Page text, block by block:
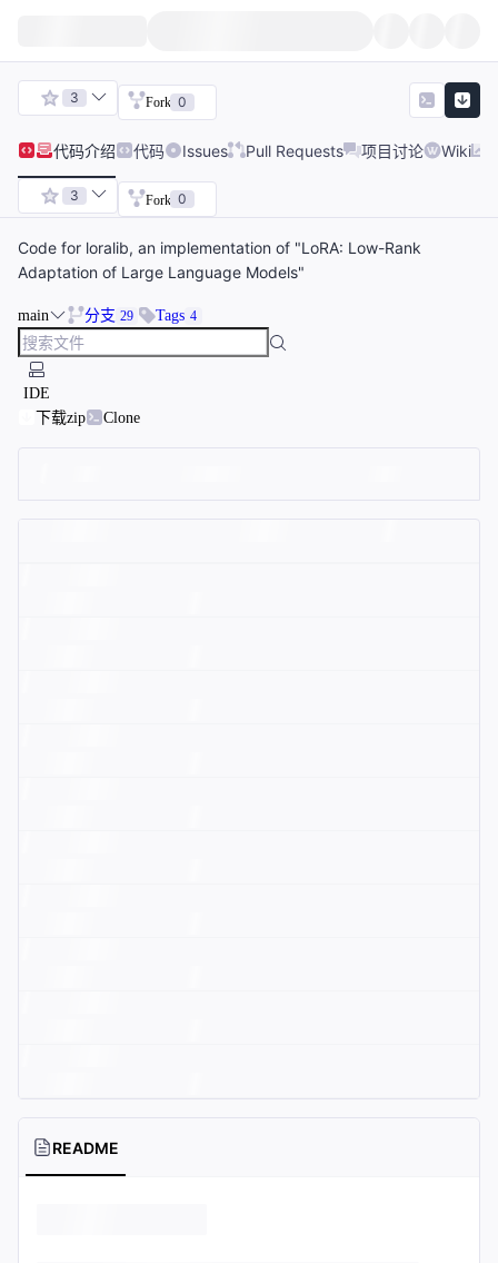
3 Fork 0
代码介绍 代码 Issues Pull Requests 项目讨论 Wiki
3 Fork 0
Code for loralib, an implementation of "LoRA: Low-Rank
Adaptation of Large Language Models"
main 分支 29 Tags 4
IDE
下载zip
Clone
README